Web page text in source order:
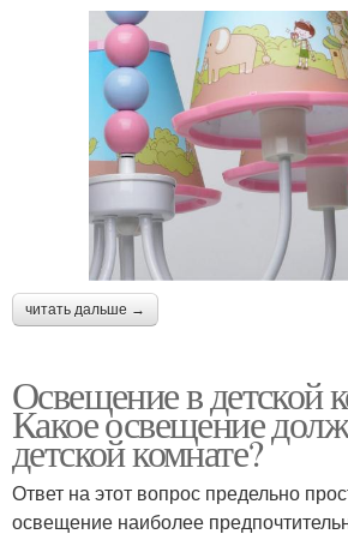
читать дальше →
Освещение в детской
Какое освещение
детской комнате?
Ответ на этот вопрос предельно
освещение наиболее